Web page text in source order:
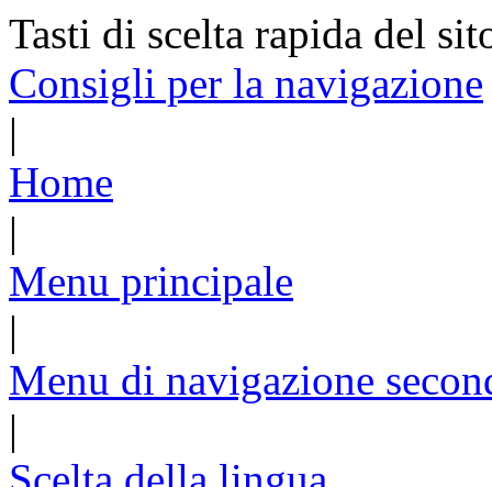
Tasti di scelta rapida del
Consigli per la navigazione
|
Home
|
Menu principale
|
Menu di navigazione
|